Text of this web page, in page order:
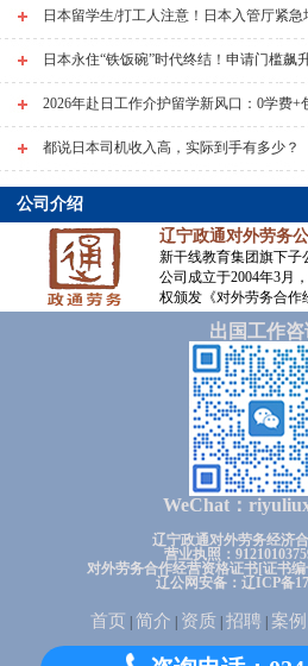
日本留学生/打工人注意！日本入管厅紧急
日本永住“铁饭碗”时代终结！申请门槛飙
2026年赴日工作介护留学新风口：0学费+
都说日本司机收入高，实际到手有多少？
公司介绍
辽宁政通对外劳务
新干线教育集团旗下子
公司成立于2004年3月
权颁发《对外劳务合作
出国工作咨
WeChat：
辽宁政通对外劳务经济
营业执照：
对外劳务合作经营资格证书[证书编
辽公网安备：辽ICP备
首页 简介 资质 招聘 案例